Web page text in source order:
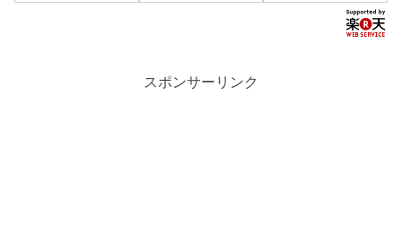
車道経由約５０分
スポンサーリンク